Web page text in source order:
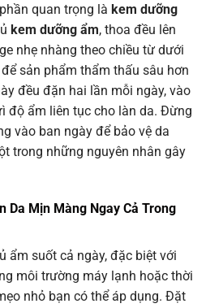
quan trọng là kem dưỡng
kem dưỡng ẩm, thoa đều lên
nhẹ nhàng theo chiều từ dưới
sản phẩm thẩm thấu sâu hơn
đều đặn hai lần mỗi ngày, vào
độ ẩm liên tục cho làn da. Đừng
vào ban ngày để bảo vệ da
trong những nguyên nhân gây
Da Mịn Màng Ngay Cả Trong
ẩm suốt cả ngày, đặc biệt với
môi trường máy lạnh hoặc thời
nhỏ bạn có thể áp dụng. Đặt